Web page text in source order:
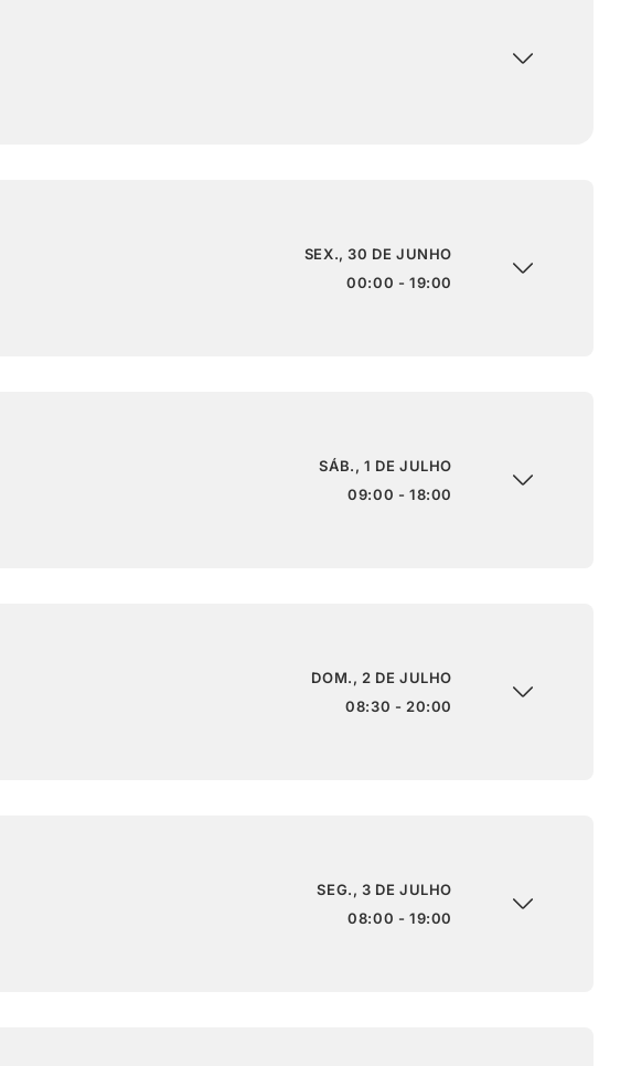
SEX., 30 DE JUNHO
00:00 - 19:00
SÁB., 1 DE JULHO
09:00 - 18:00
DOM., 2 DE JULHO
08:30 - 20:00
SEG., 3 DE JULHO
08:00 - 19:00